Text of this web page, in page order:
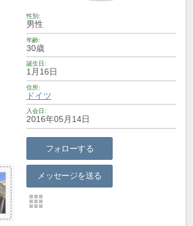
性別
男性
年齢
30歳
誕生日
1月16日
住所
ドイツ
入会日
2016年05月14日
フォローする
メッセージを送る